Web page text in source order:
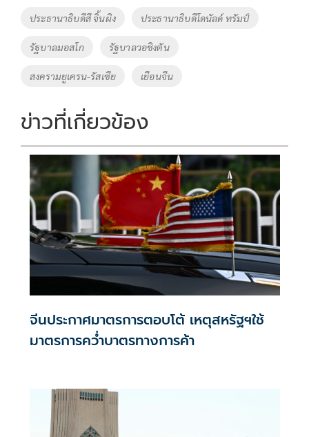
k
n
k
ประธานาธิบดีสี จิ้นผิง ประธานาธิบดีโดนัลด์ ทรัมป์
รัฐบาลมอสโก รัฐบาลวอชิงตัน
สงครามยูเครน-รัสเซีย เยือนจีน
ข่าวที่เกี่ยวข้อง
จีนประกาศมาตรการตอบโต้ เหตุสหรัฐฯใช้
มาตรการคว่ำบาตรทางการค้า